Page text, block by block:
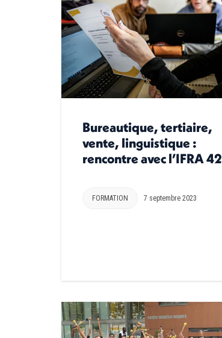
Bureautique, tertiaire,
vente, linguistique :
rencontre avec l’IFRA 42
FORMATION 7 septembre 2023